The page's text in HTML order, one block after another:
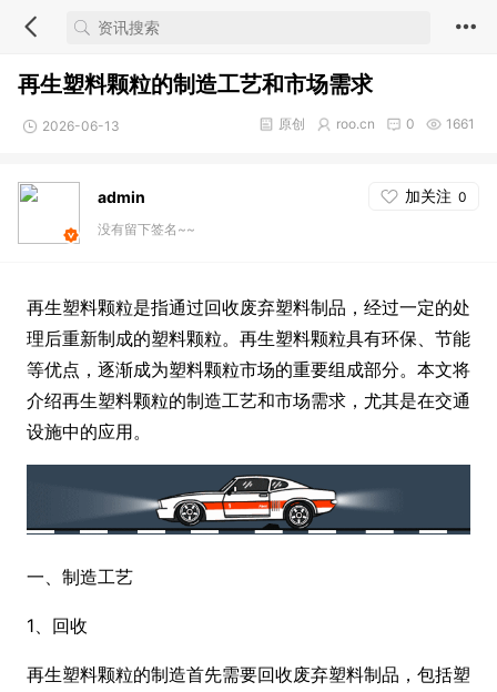
再生塑料颗粒的制造工艺和市场需求
2026-06-13 1661
0
roo.cn
原创
admin 加关注 0
没有留下签名~~
再生塑料颗粒是指通过回收废弃塑料制品，经过一定的处
理后重新制成的塑料颗粒。再生塑料颗粒具有环保、节能
等优点，逐渐成为塑料颗粒市场的重要组成部分。本文将
介绍再生塑料颗粒的制造工艺和市场需求，尤其是在交通
设施中的应用。
一、制造工艺
1、回收
再生塑料颗粒的制造首先需要回收废弃塑料制品，包括塑